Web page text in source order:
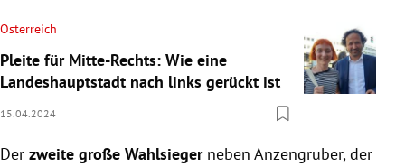
Österreich
Pleite für Mitte-Rechts: Wie eine
Landeshauptstadt nach links gerückt ist
15.04.2024
Der zweite große Wahlsiegerneben Anzengruber, der